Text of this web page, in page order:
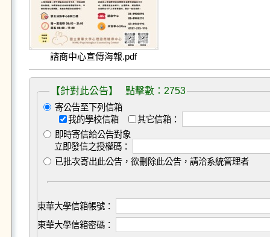
諮商中心宣傳海報.pdf
【針對此公告】 點擊數：2753
寄公告至下列信箱
我的學校信箱
其它信箱：
即時寄信給公告對象
立即發信之授權碼：
已批次寄出此公告，欲刪除此公告，請洽系統管理者
東華大學信箱帳號：
東華大學信箱密碼：